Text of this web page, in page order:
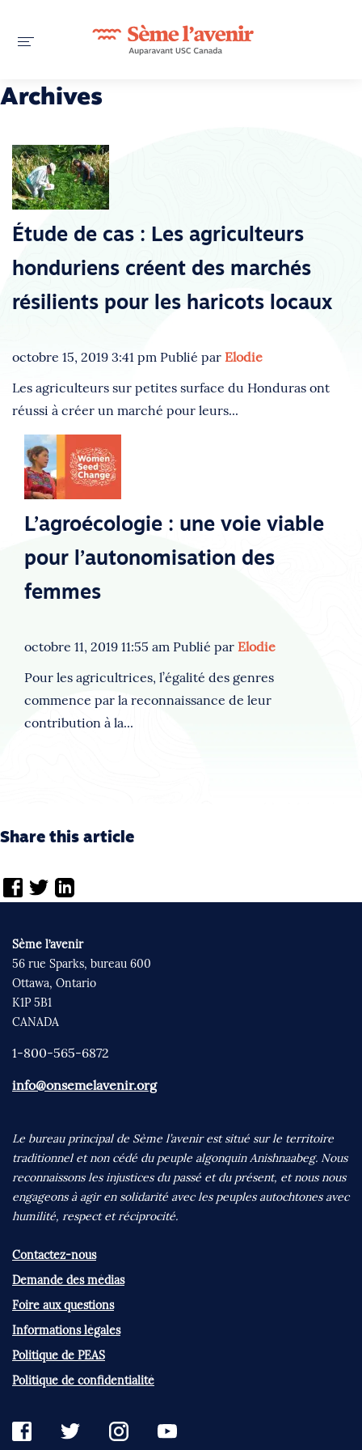
Archives
Étude de cas : Les agriculteurs
honduriens créent des marchés
résilients pour les haricots locaux
octobre 15, 2019 3:41 pm Publié par Elodie
Les agriculteurs sur petites surface du Honduras ont
réussi à créer un marché pour leurs...
L’agroécologie : une voie viable
pour l’autonomisation des
femmes
octobre 11, 2019 11:55 am Publié par Elodie
Pour les agricultrices, l’égalité des genres
commence par la reconnaissance de leur
contribution à la...
Share this article
Sème l’avenir
56 rue Sparks, bureau 600
Ottawa, Ontario
K1P 5B1
CANADA
1-800-565-6872
info@onsemelavenir.org
Le bureau principal de Sème l’avenir est situé sur le territoire
traditionnel et non cédé du peuple algonquin Anishnaabeg. Nous
reconnaissons les injustices du passé et du présent, et nous nous
engageons à agir en solidarité avec les peuples autochtones avec
humilité, respect et réciprocité.
Contactez-nous
Demande des médias
Foire aux questions
Informations légales
Politique de PEAS
Politique de confidentialité